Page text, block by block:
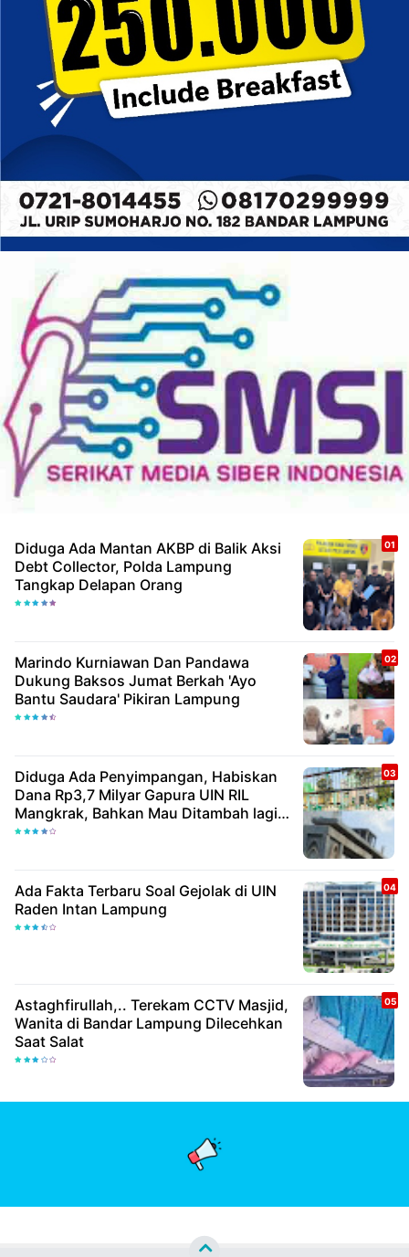
Diduga Ada Mantan AKBP di Balik Aksi
Debt Collector, Polda Lampung
Tangkap Delapan Orang
Marindo Kurniawan Dan Pandawa
Dukung Baksos Jumat Berkah 'Ayo
Bantu Saudara' Pikiran Lampung
Diduga Ada Penyimpangan, Habiskan
Dana Rp3,7 Milyar Gapura UIN RIL
Mangkrak, Bahkan Mau Ditambah lagi 7
Milyar
Ada Fakta Terbaru Soal Gejolak di UIN
Raden Intan Lampung
Astaghfirullah,.. Terekam CCTV Masjid,
Wanita di Bandar Lampung Dilecehkan
Saat Salat